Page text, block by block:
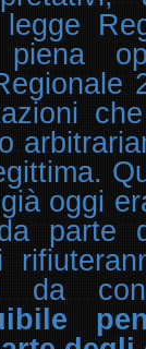
oggi
parte
da